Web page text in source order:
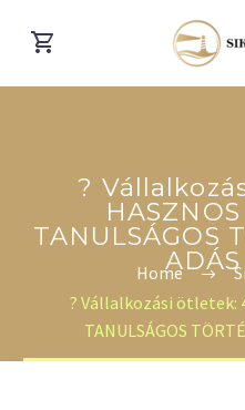
?
TANULSÁGOS
Home
? Vállalkozási ötletek:
TANULSÁGOS